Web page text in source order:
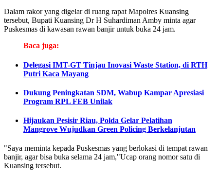
Dalam rakor yang digelar di ruang rapat Mapolres Kuansing
tersebut, Bupati Kuansing Dr H Suhardiman Amby minta agar
Puskesmas di kawasan rawan banjir untuk buka 24 jam.
Baca juga:
Delegasi IMT-GT Tinjau Inovasi Waste Station, di RTH
Putri Kaca Mayang
Dukung Peningkatan SDM, Wabup Kampar Apresiasi
Program RPL FEB Unilak
Hijaukan Pesisir Riau, Polda Gelar Pelatihan
Mangrove Wujudkan Green Policing Berkelanjutan
"Saya meminta kepada Puskesmas yang berlokasi di tempat rawan
banjir, agar bisa buka selama 24 jam,"Ucap orang nomor satu di
Kuansing tersebut.